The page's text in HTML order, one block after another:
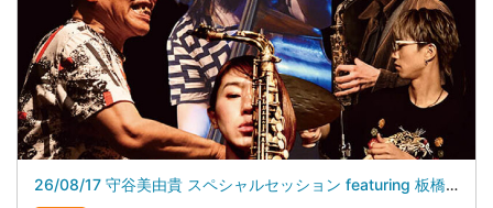
26/08/17 守谷美由貴 スペシャルセッション featuring 板橋文夫